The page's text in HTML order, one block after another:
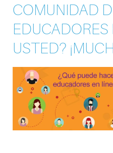
COMUNIDAD
EDUCADORES
USTED?